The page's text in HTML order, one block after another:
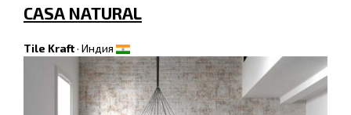
CASA NATURAL
Tile Kraft· Индия